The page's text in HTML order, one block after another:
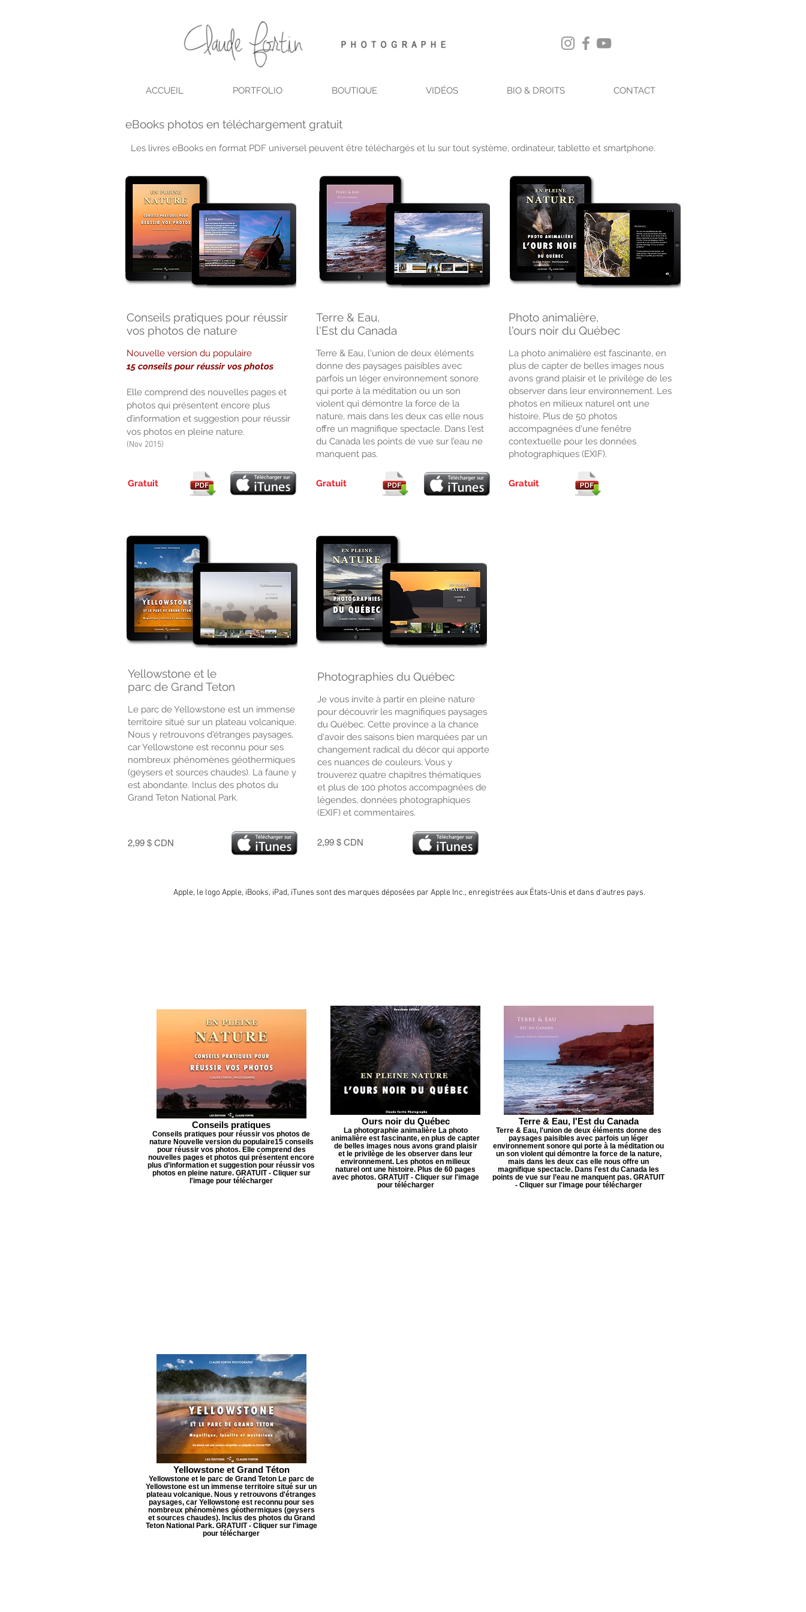
Les livres eBooks en format PDF universel peuvent être téléchargés et lu sur tout système, ordinateur, tablette et smartphone.
eBooks photos en téléchargement gratuit
Conseils pratiques pour réussir
vos photos de nature
Nouvelle version du populaire
15 conseils pour réussir vos photos
Elle comprend des nouvelles pages et
photos qui présentent encore plus
d’information et suggestion pour réussir
vos photos en pleine nature.
(Nov 2015)
Gratuit
Terre & Eau,
l'Est du Canada
Terre & Eau, l'union de deux éléments
donne des paysages paisibles avec
parfois un léger environnement sonore
qui porte à la méditation ou un son
violent qui démontre la force de la
nature, mais dans les deux cas elle nous
offre un magnifique spectacle. Dans l'est
du Canada les points de vue sur l’eau ne
manquent pas.
Gratuit
Photo animalière,
l'ours noir du Québec
La photo animalière est fascinante, en
plus de capter de belles images nous
avons grand plaisir et le privilège de les
observer dans leur environnement. Les
photos en milieux naturel ont une
histoire, Plus de 50 photos
accompagnées d'une fenêtre
contextuelle pour les données
photographiques (EXIF).
Gratuit
Yellowstone et le
parc de Grand Teton
Le parc de Yellowstone est un immense
territoire situé sur un plateau volcanique.
Nous y retrouvons d'étranges paysages,
car Yellowstone est reconnu pour ses
nombreux phénomènes géothermiques
(geysers et sources chaudes). La faune y
est abondante. Inclus des photos du
Grand Teton National Park.
2,99 $ CDN
Photographies du Québec
Je vous invite à partir en pleine nature
pour découvrir les magnifiques paysages
du Québec. Cette province a la chance
d'avoir des saisons bien marquées par un
changement radical du décor qui apporte
ces nuances de couleurs. Vous y
trouverez quatre chapitres thématiques
et plus de 100 photos accompagnées de
légendes, données photographiques
(EXIF) et commentaires.
2,99 $ CDN
Apple, le logo Apple, iBooks, iPad, iTunes sont des marques déposées par Apple Inc., enregistrées aux États-Unis et dans d'autres pays.
Conseils pratiques
Conseils pratiques pour réussir vos photos de
nature Nouvelle version du populaire15 conseils
pour réussir vos photos. Elle comprend des
nouvelles pages et photos qui présentent encore
plus d’information et suggestion pour réussir vos
photos en pleine nature. GRATUIT - Cliquer sur
l'image pour télécharger
Ours noir du Québec
La photographie animalière La photo
animalière est fascinante, en plus de capter
de belles images nous avons grand plaisir
et le privilège de les observer dans leur
environnement. Les photos en milieux
naturel ont une histoire. Plus de 60 pages
avec photos. GRATUIT - Cliquer sur l'image
pour télécharger
Terre & Eau, l'Est du Canada
Terre & Eau, l'union de deux éléments donne des
paysages paisibles avec parfois un léger
environnement sonore qui porte à la méditation ou
un son violent qui démontre la force de la nature,
mais dans les deux cas elle nous offre un
magnifique spectacle. Dans l'est du Canada les
points de vue sur l’eau ne manquent pas. GRATUIT
- Cliquer sur l'image pour télécharger
Yellowstone et Grand Téton
Yellowstone et le parc de Grand Teton Le parc de
Yellowstone est un immense territoire situé sur un
plateau volcanique. Nous y retrouvons d'étranges
paysages, car Yellowstone est reconnu pour ses
nombreux phénomènes géothermiques (geysers
et sources chaudes). Inclus des photos du Grand
Teton National Park. GRATUIT - Cliquer sur l'image
pour télécharger
ACCUEIL PORTFOLIO BOUTIQUE VIDÉOS BIO & DROITS CONTACT